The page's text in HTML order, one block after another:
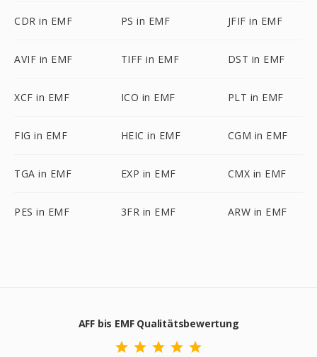
CDR in EMF PS in EMF JFIF in EMF
AVIF in EMF TIFF in EMF DST in EMF
XCF in EMF ICO in EMF PLT in EMF
FIG in EMF HEIC in EMF CGM in EMF
TGA in EMF EXP in EMF CMX in EMF
PES in EMF 3FR in EMF ARW in EMF
AFF bis EMF Qualitätsbewertung